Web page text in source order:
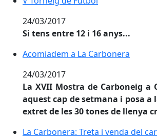
24/03/2017
Si tens entre 12 i 16 anys...
Acomiadem a La Carbonera
Acomiadem a La Carbonera
24/03/2017
La XVII Mostra de Carboneig a
aquest cap de setmana i posa a
extret de les 30 tones de llenya
La Carbonera: Treta i venda del
La Carbonera: Treta i venda del